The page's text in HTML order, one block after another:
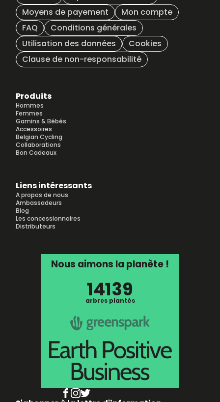
Moyens de payement
Mon compte
FAQ
Conditions générales
Utilisation des données
Cookies
Clause de non-responsabilité
Produits
Hommes
Femmes
Gamins & Bébés
Accessoires
Belgian Cycling
Collaborations
Bon Cadeaux
Liens intéressants
A propos de nous
Ambassadeurs
Blog
Les concessionnaires
Distributeurs
Nous aimons la planète !
14139
arbres plantés